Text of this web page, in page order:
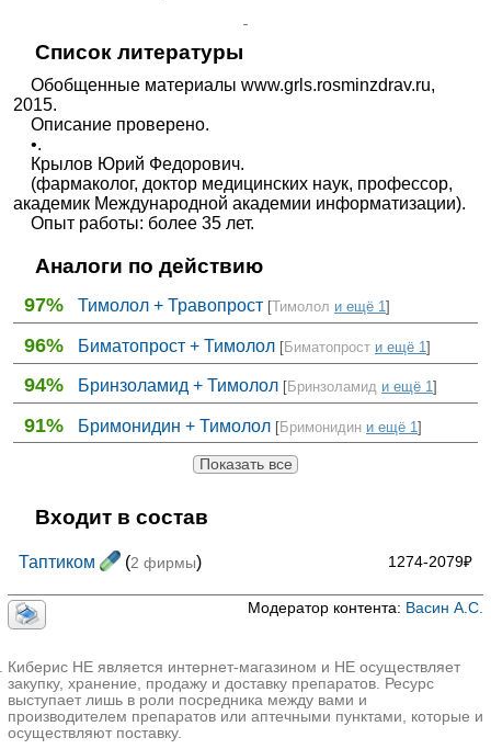
Список литературы
Обобщенные материалы www.grls.rosminzdrav.ru,
2015.
Описание проверено.
•.
Крылов Юрий Федорович.
(фармаколог, доктор медицинских наук, профессор,
академик Международной академии информатизации).
Опыт работы: более 35 лет.
Аналоги по действию
97% Тимолол + Травопрост [Тимолол и ещё 1]
96% Биматопрост + Тимолол [Биматопрост и ещё 1]
94% Бринзоламид + Тимолол [Бринзоламид и ещё 1]
91% Бримонидин + Тимолол [Бримонидин и ещё 1]
Показать все
Входит в состав
1274-2079₽
Таптиком (2 фирмы)
Модератор контента: Васин А.С.
Киберис НЕ является интернет-магазином и НЕ осуществляет
закупку, хранение, продажу и доставку препаратов. Ресурс
выступает лишь в роли посредника между вами и
производителем препаратов или аптечными пунктами, которые и
осуществляют поставку.